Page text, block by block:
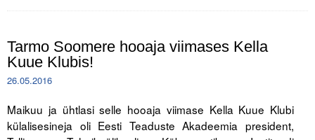
Kalender
Tegevused
Tarmo Soomere hooaja viimases Kella
Kuue Klubis!
26.05.2016
Maikuu ja ühtlasi selle hooaja viimase Kella Kuue Klubi
külalisesineja oli Eesti Teaduste Akadeemia president,